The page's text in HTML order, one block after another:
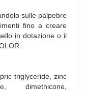
sulle palpebre
fino a creare
in dotazione o il
triglyceride, zinc
dimethicone,